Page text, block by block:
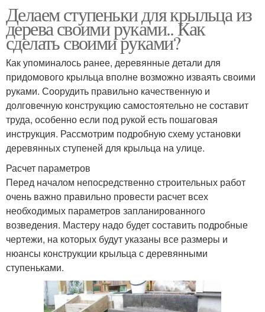
Делаем ступеньки для крыльца из
дерева своими руками.. Как
сделать своими руками?
Как упоминалось ранее, деревянные детали для
придомового крыльца вполне возможно изваять своими
руками. Соорудить правильно качественную и
долговечную конструкцию самостоятельно не составит
труда, особенно если под рукой есть пошаговая
инструкция. Рассмотрим подробную схему установки
деревянных ступеней для крыльца на улице.
Расчет параметров
Перед началом непосредственно строительных работ
очень важно правильно провести расчет всех
необходимых параметров запланированного
возведения. Мастеру надо будет составить подробные
чертежи, на которых будут указаны все размеры и
нюансы конструкции крыльца с деревянными
ступеньками.